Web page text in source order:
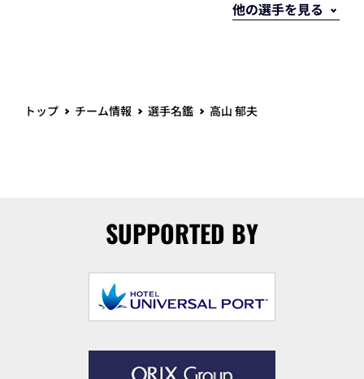
トップ チーム情報 選手名鑑 高山 郁夫
SUPPORTED BY